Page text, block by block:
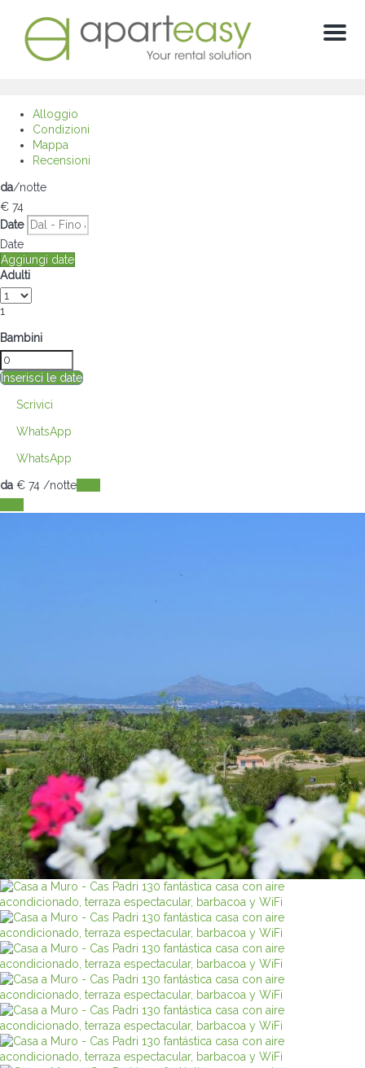
Menu
Alloggio
Condizioni
Mappa
Recensioni
da/notte
€ 74
Date
Date
Aggiungi date
Adulti
1
Bambini
Inserisci le date
Scrivici
WhatsApp
WhatsApp
da € 74 /notte